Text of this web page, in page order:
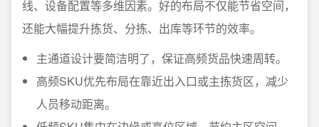
线、设备配置等多维因素。好的布局不仅能节省空间，
还能大幅提升拣货、分拣、出库等环节的效率。
主通道设计要简洁明了，保证高频货品快速周转。
高频SKU优先布局在靠近出入口或主拣货区，减少
人员移动距离。